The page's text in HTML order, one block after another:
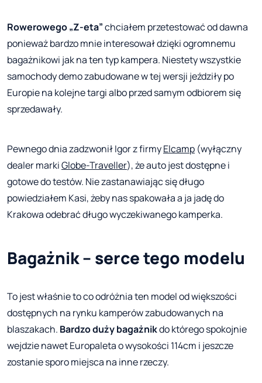
Rowerowego „Z-eta”chciałem przetestować od dawna
ponieważ bardzo mnie interesował dzięki ogromnemu
bagażnikowi jak na ten typ kampera. Niestety wszystkie
samochody demo zabudowane w tej wersji jeździły po
Europie na kolejne targi albo przed samym odbiorem się
sprzedawały.
Pewnego dnia zadzwonił Igor z firmyElcamp (wyłączny
dealer markiGlobe-Traveller), że auto jest dostępne i
gotowe do testów. Nie zastanawiając się długo
powiedziałem Kasi, żeby nas spakowała a ja jadę do
Krakowa odebrać długo wyczekiwanego kamperka.
Bagażnik – serce tego modelu
To jest właśnie to co odróżnia ten model od większości
dostępnych na rynku kamperów zabudowanych na
blaszakach. Bardzo duży bagażnikdo którego spokojnie
wejdzie nawet Europaleta o wysokości 114cm i jeszcze
zostanie sporo miejsca na inne rzeczy.